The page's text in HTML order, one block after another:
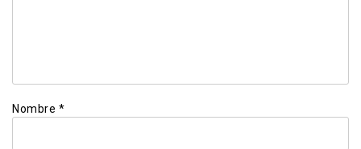
Nombre *